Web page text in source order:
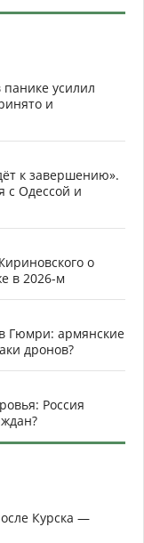
панике усилил
и
к завершению».
с Одессой и
о
в 2026-м
Гюмри: армянские
дронов?
Россия
Курска —